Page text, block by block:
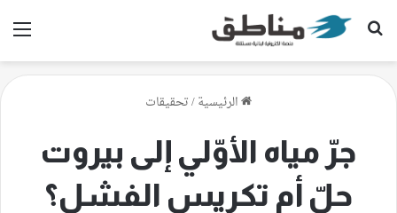
بحث عن
الرئيسية/تحقيقات
جرّ مياه الأوّلي إلى بيروت
حلّ أم تكريس الفشل؟